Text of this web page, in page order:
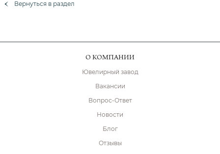
Вернуться в раздел
О КОМПАНИИ
Ювелирный завод
Вакансии
Вопрос-Ответ
Новости
Блог
Отзывы